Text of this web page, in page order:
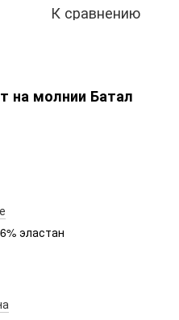
К сравнению
на молнии Батал
эластан